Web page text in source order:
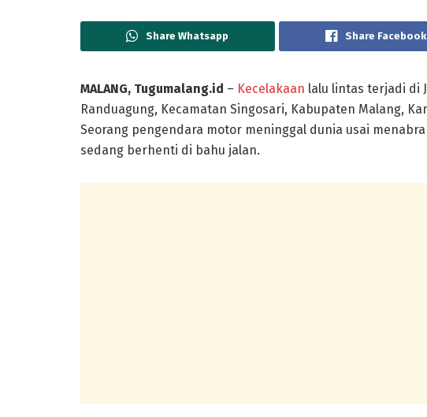
Share Whatsapp Share Facebook
MALANG, Tugumalang.id – Kecelakaan lalu lintas terjadi di
Randuagung, Kecamatan Singosari, Kabupaten Malang,
Seorang pengendara motor meninggal dunia usai
sedang berhenti di bahu jalan.